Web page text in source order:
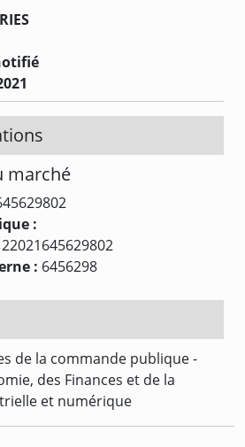
marché
:
: 6456298
de la commande publique -
des Finances et de la
et numérique